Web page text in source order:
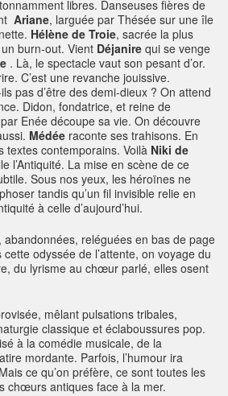
libres. Danseuses fières de
Ariane, larguée par Thésée sur une île
Hélène de Troie, sacrée la plus
burn-out. Vient Déjanire qui se venge
. Là, le spectacle vaut son pesant d’or.
C’est une revanche jouissive.
pas d’être des demi-dieux ? On attend
Didon, fondatrice, et reine de
Enée découpe sa vie. On découvre
Médée raconte ses trahisons. En
textes contemporains. Voilà Niki de
l’Antiquité. La mise en scène de ce
Sous nos yeux, les héroïnes ne
tandis qu’un fil invisible relie en
à celle d’aujourd’hui.
abandonnées, reléguées en bas de page
odyssée de l’attente, on voyage du
du lyrisme au chœur parlé, elles osent
mêlant pulsations tribales,
classique et éclaboussures pop.
à la comédie musicale, de la
mordante. Parfois, l’humour ira
ce qu’on préfère, ce sont toutes les
chœurs antiques face à la mer.